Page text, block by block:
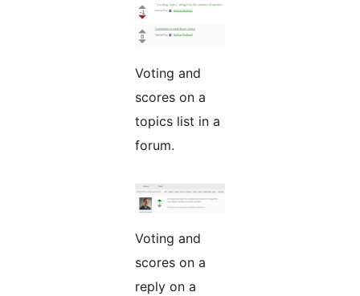
Voting and
scores on a
topics list in a
forum.
Voting and
scores on a
reply on a